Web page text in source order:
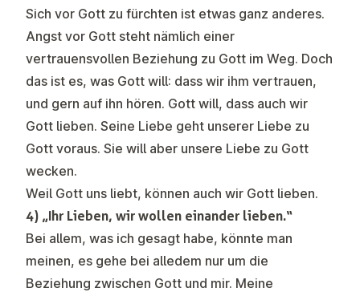
Sich vor Gott zu fürchten ist etwas ganz anderes.
Angst vor Gott steht nämlich einer
vertrauensvollen Beziehung zu Gott im Weg. Doch
das ist es, was Gott will: dass wir ihm vertrauen,
und gern auf ihn hören. Gott will, dass auch wir
Gott lieben. Seine Liebe geht unserer Liebe zu
Gott voraus. Sie will aber unsere Liebe zu Gott
wecken.
Weil Gott uns liebt, können auch wir Gott lieben.
4) „Ihr Lieben, wir wollen einander lieben.“
Bei allem, was ich gesagt habe, könnte man
meinen, es gehe bei alledem nur um die
Beziehung zwischen Gott und mir. Meine